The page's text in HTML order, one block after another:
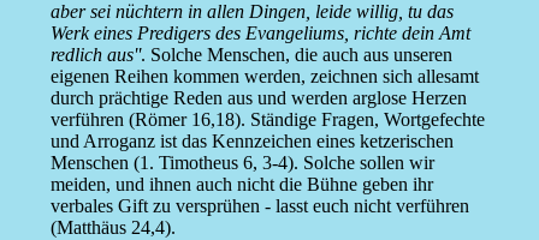
aber sei nüchtern in allen Dingen, leide willig, tu das
Werk eines Predigers des Evangeliums, richte dein Amt
redlich aus''. Solche Menschen, die auch aus unseren
eigenen Reihen kommen werden, zeichnen sich allesamt
durch prächtige Reden aus und werden arglose Herzen
verführen (Römer 16,18). Ständige Fragen, Wortgefechte
und Arroganz ist das Kennzeichen eines ketzerischen
Menschen (1. Timotheus 6, 3-4). Solche sollen wir
meiden, und ihnen auch nicht die Bühne geben ihr
verbales Gift zu versprühen - lasst euch nicht verführen
(Matthäus 24,4).